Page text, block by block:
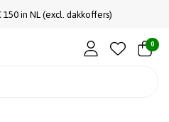
in NL (excl. dakkoffers)
0